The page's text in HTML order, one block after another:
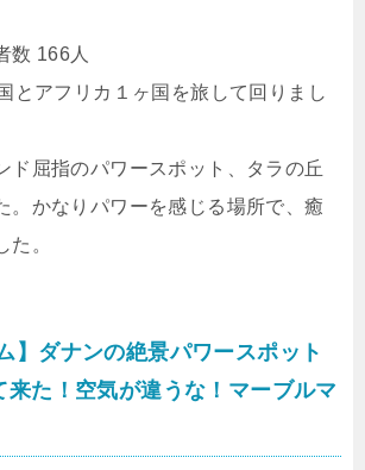
数 166人
とアフリカ１ヶ国を旅して回りまし
ド屈指のパワースポット、タラの丘
。かなりパワーを感じる場所で、癒
た。
ダナンの絶景パワースポット
来た！空気が違うな！マーブルマ